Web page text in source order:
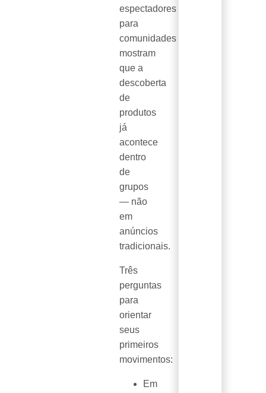
espectadores
para
comunidades
mostram
que a
descoberta
de
produtos
já
acontece
dentro
de
grupos
— não
em
anúncios
tradicionais.
Três
perguntas
para
orientar
seus
primeiros
movimentos:
Em